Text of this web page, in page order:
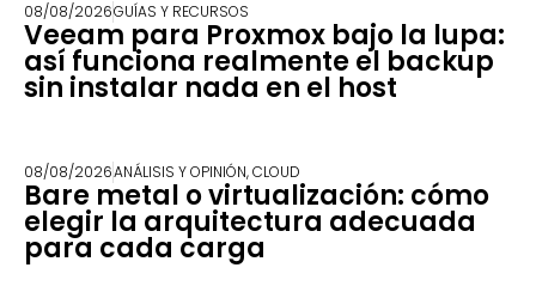
08/08/2026GUÍAS Y RECURSOS
Veeam para Proxmox bajo la lupa:
así funciona realmente el backup
sin instalar nada en el host
08/08/2026ANÁLISIS Y OPINIÓN,CLOUD
Bare metal o virtualización: cómo
elegir la arquitectura adecuada
para cada carga